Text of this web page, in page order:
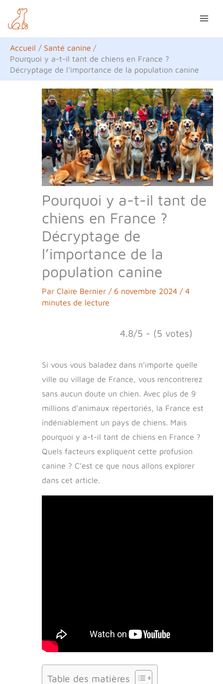
contenu
Accueil
Santé canine
Pourquoi y a-t-il tant de chiens en France ?
Décryptage de l’importance de la population canine
Pourquoi y a-t-il tant de
chiens en France ?
Décryptage de
l’importance de la
population canine
Par Claire Bernier / 6 novembre 2024 / 4
minutes de lecture
4.8/5 - (5 votes)
Si vous vous baladez dans n’importe quelle
ville ou village de France, vous rencontrerez
sans aucun doute un chien. Avec plus de 9
millions d’animaux répertoriés, la France est
indéniablement un pays de chiens. Mais
pourquoi y a-t-il tant de chiens en France ?
Quels facteurs expliquent cette profusion
canine ? C’est ce que nous allons explorer
dans cet article.
Table des matières
e
c
h
e